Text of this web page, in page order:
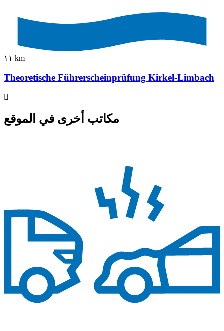
١١ km
Theoretische Führerscheinprüfung Kirkel-Limbach
مكاتب أخرى في الموقع